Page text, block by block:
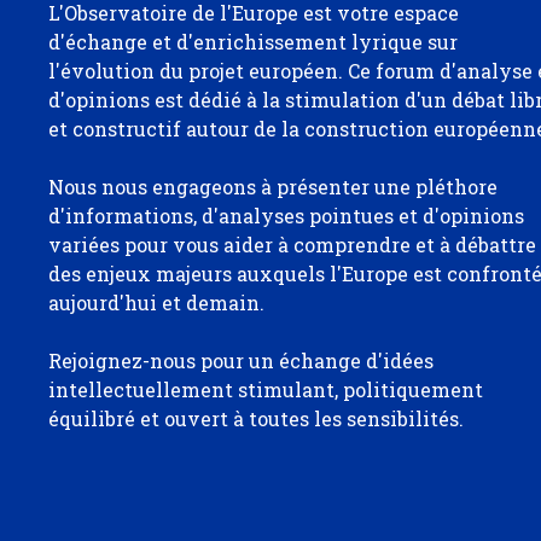
L'Observatoire de l'Europe est votre espace
d'échange et d'enrichissement lyrique sur
l'évolution du projet européen. Ce forum d'analyse
d'opinions est dédié à la stimulation d'un débat
et constructif autour de la construction
Nous nous engageons à présenter une pléthore
d'informations, d'analyses pointues et d'opinions
variées pour vous aider à comprendre et à débattre
des enjeux majeurs auxquels l'Europe est
aujourd'hui et demain.
Rejoignez-nous pour un échange d'idées
intellectuellement stimulant, politiquement
équilibré et ouvert à toutes les sensibilités.